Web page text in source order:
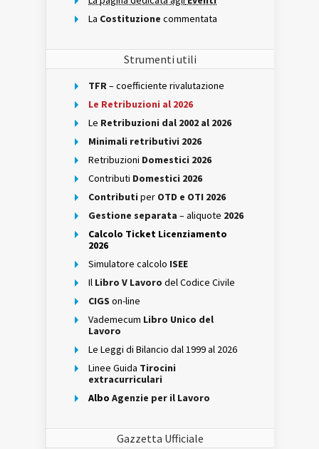
La Costituzione commentata
Strumenti utili
TFR– coefficiente rivalutazione
Le Retribuzioni al 2026
Le Retribuzioni dal 2002 al 2026
Minimali retributivi 2026
Retribuzioni Domestici 2026
Contributi Domestici 2026
Contributi per OTD e OTI 2026
Gestione separata – aliquote 2026
Calcolo Ticket Licenziamento
2026
Simulatore calcolo ISEE
Il Libro V Lavoro del Codice Civile
CIGS on-line
Vademecum Libro Unico del
Lavoro
Le Leggi di Bilancio dal 1999 al 2026
Linee Guida Tirocini
extracurriculari
Albo Agenzie per il Lavoro
Gazzetta Ufficiale